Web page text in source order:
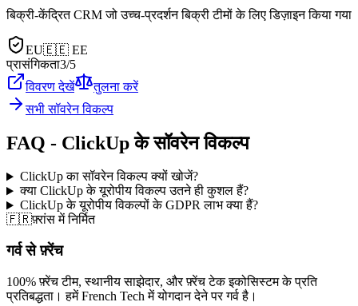
बिक्री-केंद्रित CRM जो उच्च-प्रदर्शन बिक्री टीमों के लिए डिज़ाइन किया गया
EU🇪🇪 EE
प्रासंगिकता3/5
विवरण देखें
तुलना करें
सभी सॉवरेन विकल्प
FAQ - ClickUp के सॉवरेन विकल्प
ClickUp का सॉवरेन विकल्प क्यों खोजें?
क्या ClickUp के यूरोपीय विकल्प उतने ही कुशल हैं?
ClickUp के यूरोपीय विकल्पों के GDPR लाभ क्या हैं?
🇫🇷फ़्रांस में निर्मित
गर्व से फ़्रेंच
100% फ़्रेंच टीम, स्थानीय साझेदार, और फ़्रेंच टेक इकोसिस्टम के प्रति
प्रतिबद्धता। हमें French Tech में योगदान देने पर गर्व है।